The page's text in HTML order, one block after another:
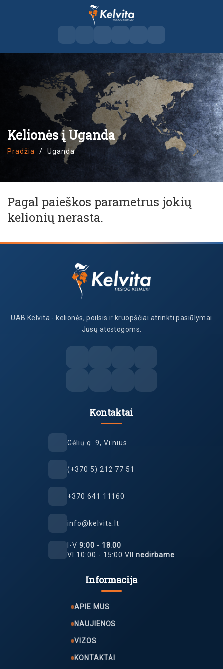
Kelionės į Uganda
Pradžia Uganda
Pagal paieškos parametrus jokių
kelionių nerasta.
UAB Kelvita - kelionės, poilsis ir kruopščiai atrinkti pasiūlymai
Jūsų atostogoms.
Kontaktai
Gėlių g. 9, Vilnius
(+370 5) 212 77 51
+370 641 11160
info@kelvita.lt
I-V9:00 - 18.00
VI 10:00 - 15:00 VII nedirbame
Informacija
APIE MUS
NAUJIENOS
VIZOS
KONTAKTAI